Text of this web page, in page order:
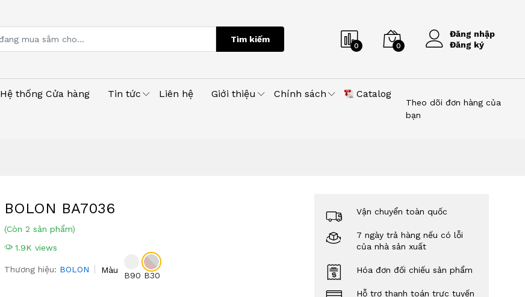
Tìm kiếm
0 0
Đăng nhập
Đăng ký
Hệ thống Cửa hàng Tin tức Liên hệ Giới thiệu Chính sách Catalog
Theo dõi đơn hàng của
bạn
BOLON BA7036
(Còn 2 sản phẩm)
1.9K views
Thương hiệu: BOLON Màu
B90 B30
Vận chuyển toàn quốc
7 ngày trả hàng nếu có lỗi
của nhà sản xuất
Hóa đơn đối chiếu sản phẩm
Hỗ trợ thanh toán trực tuyến